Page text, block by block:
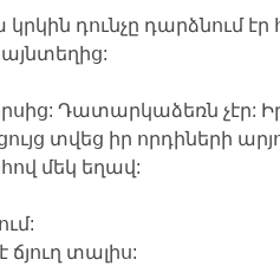
դունչը դարձնում
այնտեղից:
Դատարկաձեռն չէր:
տվեց իր որդիների
մեկ եղավ:
ճյուղ տալիս: